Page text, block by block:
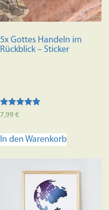
auf
der
gewählt
5x Gottes Handeln im
Rückblick – Sticker
Bewertet mit
5.00
7,99€
In den Warenkorb